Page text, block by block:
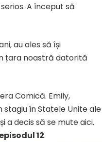
A început să
au ales să își
țara noastră datorită
Comică. Emily,
în Statele Unite ale
a decis să se mute aici.
12.